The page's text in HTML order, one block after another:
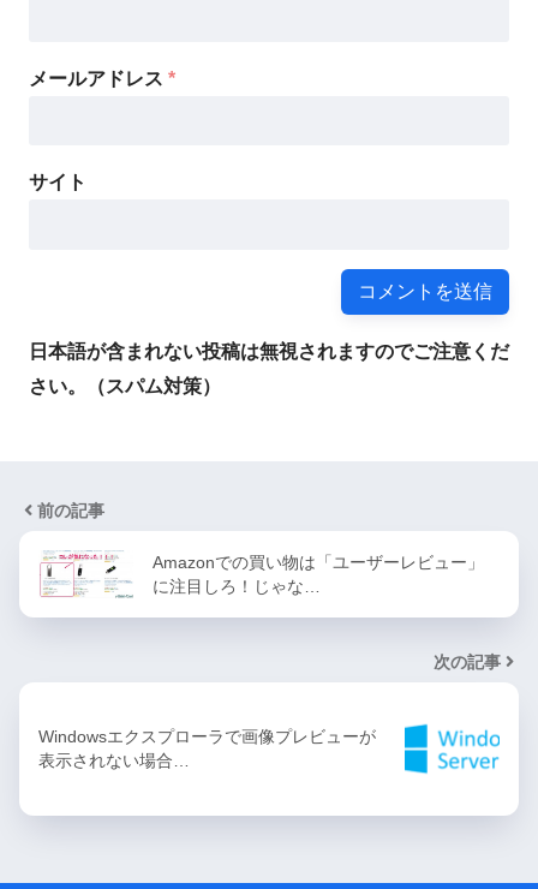
メールアドレス *
サイト
日本語が含まれない投稿は無視されますのでご注意くだ
さい。（スパム対策）
前の記事
Amazonでの買い物は「ユーザーレビュー」
に注目しろ！じゃな…
次の記事
Windowsエクスプローラで画像プレビューが
表示されない場合…